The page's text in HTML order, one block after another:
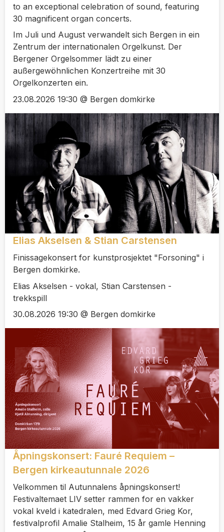
to an exceptional celebration of sound, featuring
30 magnificent organ concerts.
Im Juli und August verwandelt sich Bergen in ein
Zentrum der internationalen Orgelkunst. Der
Bergener Orgelsommer lädt zu einer
außergewöhnlichen Konzertreihe mit 30
Orgelkonzerten ein.
23.08.2026 19:30 @ Bergen domkirke
Elias Akselsen & Stian Carstensen
Finissagekonsert for kunstprosjektet "Forsoning" i
Bergen domkirke.
Elias Akselsen - vokal, Stian Carstensen -
trekkspill
30.08.2026 19:30 @ Bergen domkirke
Åpningskonsert: Fauré Requiem –
Bergen kirkeautunnale 2026
Velkommen til Autunnalens åpningskonsert!
Festivaltemaet LIV setter rammen for en vakker
vokal kveld i katedralen, med Edvard Grieg Kor,
festivalprofil Amalie Stalheim, 15 år gamle Henning